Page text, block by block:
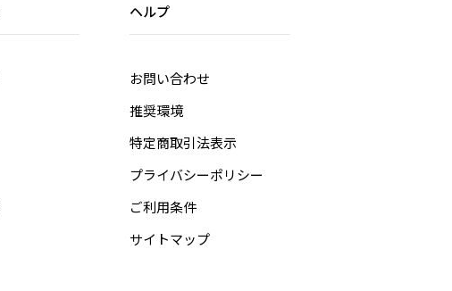
ヘルプ
お問い合わせ
推奨環境
特定商取引法表示
プライバシーポリシー
ご利用条件
サイトマップ